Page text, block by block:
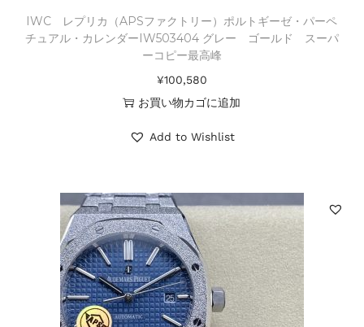
IWC レプリカ（APSファクトリー）ポルトギーゼ・パーペ
チュアル・カレンダーIW503404 グレー ゴールド スーパ
ーコピー最高峰
¥100,580
お買い物カゴに追加
Add to Wishlist